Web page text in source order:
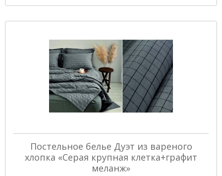
Постельное белье Дуэт из вареного
хлопка «Серая крупная клетка+графит
меланж»